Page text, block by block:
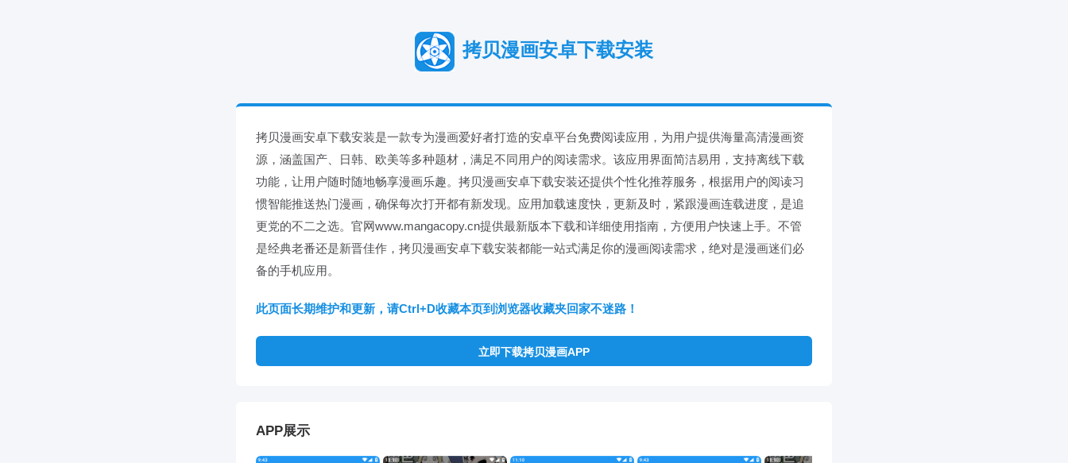
拷贝漫画安卓下载安装
拷贝漫画安卓下载安装是一款专为漫画爱好者打造的安卓平台免费阅读应用，为用户提供海量高清漫画资
源，涵盖国产、日韩、欧美等多种题材，满足不同用户的阅读需求。该应用界面简洁易用，支持离线下载
功能，让用户随时随地畅享漫画乐趣。拷贝漫画安卓下载安装还提供个性化推荐服务，根据用户的阅读习
惯智能推送热门漫画，确保每次打开都有新发现。应用加载速度快，更新及时，紧跟漫画连载进度，是追
更党的不二之选。官网www.mangacopy.cn提供最新版本下载和详细使用指南，方便用户快速上手。不管
是经典老番还是新晋佳作，拷贝漫画安卓下载安装都能一站式满足你的漫画阅读需求，绝对是漫画迷们必
备的手机应用。
此页面长期维护和更新，请Ctrl+D收藏本页到浏览器收藏夹回家不迷路！
立即下载拷贝漫画APP
APP展示